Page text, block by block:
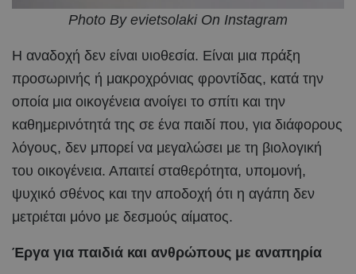
Photo By evietsolaki On Instagram
Η αναδοχή δεν είναι υιοθεσία. Είναι μια πράξη
προσωρινής ή μακροχρόνιας φροντίδας, κατά την
οποία μια οικογένεια ανοίγει το σπίτι και την
καθημερινότητά της σε ένα παιδί που, για διάφορους
λόγους, δεν μπορεί να μεγαλώσει με τη βιολογική
του οικογένεια. Απαιτεί σταθερότητα, υπομονή,
ψυχικό σθένος και την αποδοχή ότι η αγάπη δεν
μετριέται μόνο με δεσμούς αίματος.
Έργα για παιδιά και ανθρώπους με αναπηρία